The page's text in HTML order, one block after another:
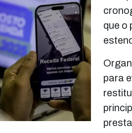
que o
para